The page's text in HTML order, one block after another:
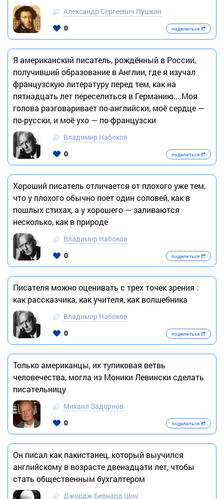
Александр Сергеевич Пушкин
0
поделиться
Я американский писатель, рождённый в России,
получивший образование в Англии, где я изучал
французскую литературу перед тем, как на
пятнадцать лет переселиться в Германию....Моя
голова разговаривает по-английски, моё сердце —
по-русски, и моё ухо — по-французски
Владимир Набоков
0
поделиться
Хороший писатель отличается от плохого уже тем,
что у плохого обычно поет один соловей, как в
пошлых стихах, а у хорошего — заливаются
несколько, как в природе
Владимир Набоков
0
поделиться
Писателя можно оценивать с трех точек зрения :
как рассказчика, как учителя, как волшебника
Владимир Набоков
0
поделиться
Только американцы, их тупиковая ветвь
человечества, могла из Моники Левински сделать
писательницу
Михаил Задорнов
0
поделиться
Он писал как пакистанец, который выучился
английскому в возрасте двенадцати лет, чтобы
стать общественным бухгалтером
Джордж Бернард Шоу